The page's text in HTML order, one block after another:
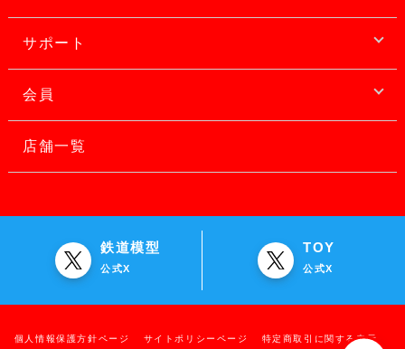
サポート
会員
店舗一覧
鉄道模型
公式X
TOY
公式X
個人情報保護方針ページ サイトポリシーページ 特定商取引に関する表示